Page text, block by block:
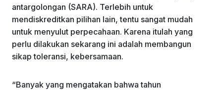
antargolongan (SARA). Terlebih untuk
mendiskreditkan pilihan lain, tentu sangat mudah
untuk menyulut perpecahaan. Karena itulah yang
perlu dilakukan sekarang ini adalah membangun
sikap toleransi, kebersamaan.
“Banyak yang mengatakan bahwa tahun